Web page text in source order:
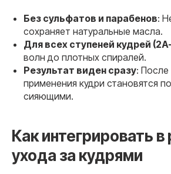
Без сульфатов и парабенов:
сохраняет натуральные масла.
Для всех ступеней кудрей
волн до плотных спиралей.
Результат виден сразу: После
применения кудри становятся
сияющими.
Как интегрировать
ухода за кудрями